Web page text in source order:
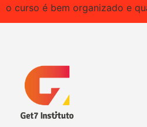
o curso é bem organizado e